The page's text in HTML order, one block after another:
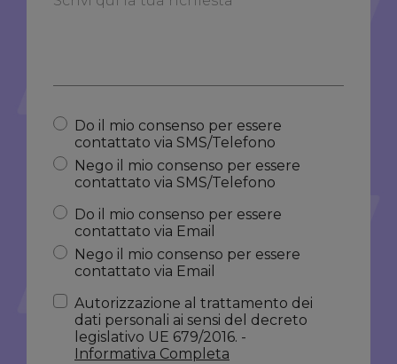
Do il mio consenso per essere
contattato via SMS/Telefono
Nego il mio consenso per essere
contattato via SMS/Telefono
Do il mio consenso per essere
contattato via Email
Nego il mio consenso per essere
contattato via Email
Autorizzazione al trattamento dei
dati personali ai sensi del decreto
legislativo UE 679/2016. -
Informativa Completa